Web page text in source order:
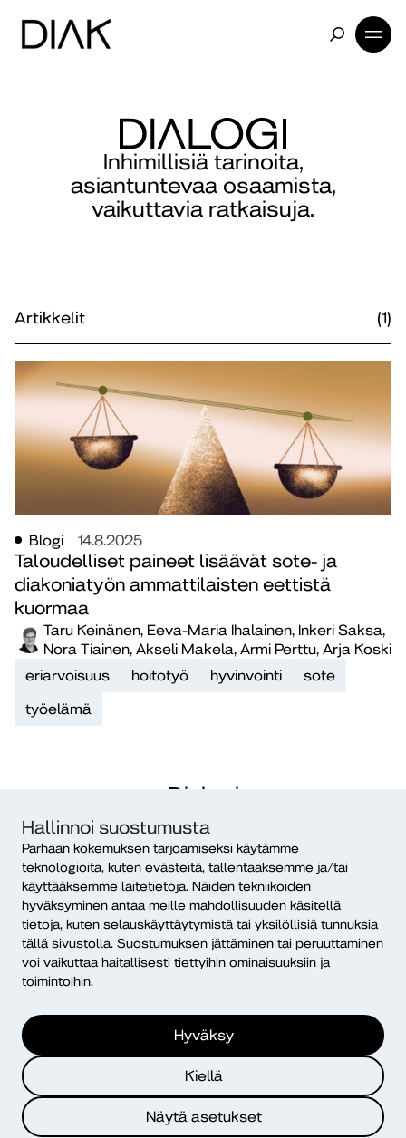
Hallinnoi suostumusta
Parhaan kokemuksen tarjoamiseksi käytämme
teknologioita, kuten evästeitä, tallentaaksemme ja/tai
käyttääksemme laitetietoja. Näiden tekniikoiden
hyväksyminen antaa meille mahdollisuuden käsitellä
tietoja, kuten selauskäyttäytymistä tai yksilöllisiä tunnuksia
tällä sivustolla. Suostumuksen jättäminen tai peruuttaminen
voi vaikuttaa haitallisesti tiettyihin ominaisuuksiin ja
toimintoihin.
Hyväksy
Kiellä
Näytä asetukset
Inhimillisiä tarinoita,
asiantuntevaa osaamista,
vaikuttavia ratkaisuja.
Artikkelit (1)
Blogi 14.8.2025
Taloudelliset paineet lisäävät sote- ja
diakoniatyön ammattilaisten eettistä
kuormaa
Taru Keinänen, Eeva-Maria Ihalainen, Inkeri Saksa,
Nora Tiainen, Akseli Makela, Armi Perttu, Arja Koski
eriarvoisuus
hoitotyö hyvinvointi
sote
työelämä
Dialogi
Diakonia-ammattikorkeakoulu
PL 12, 00511 Helsinki
ISSN 2490-0117
Mikä Dialogi?
Yhteystiedot
Diakonia–ammattikorkeakoulu
PL 12, 00511 Helsinki